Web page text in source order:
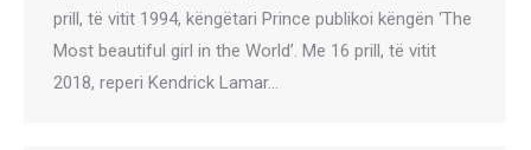
prill, të vitit 1994, këngëtari Prince publikoi këngën ‘The
Most beautiful girl in the World’. Me 16 prill, të vitit
2018, reperi Kendrick Lamar…